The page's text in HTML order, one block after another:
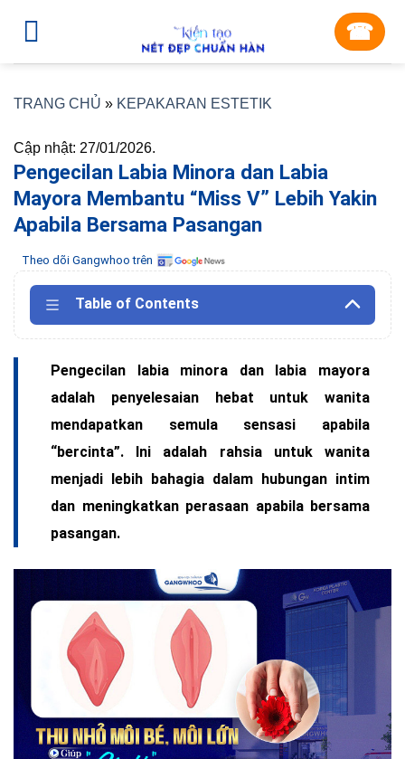
☎︎
TRANG CHỦ » KEPAKARAN ESTETIK
Cập nhật: 27/01/2026.
Pengecilan Labia Minora dan Labia
Mayora Membantu “Miss V” Lebih Yakin
Apabila Bersama Pasangan
Theo dõi Gangwhoo trên
Table of Contents
Pengecilan labia minora dan labia mayora
adalah penyelesaian hebat untuk wanita
mendapatkan semula sensasi apabila
“bercinta”. Ini adalah rahsia untuk wanita
menjadi lebih bahagia dalam hubungan intim
dan meningkatkan perasaan apabila bersama
pasangan.